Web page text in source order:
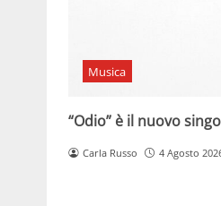
Musica
“Odio” è il nuovo
Carla Russo 4 Agosto